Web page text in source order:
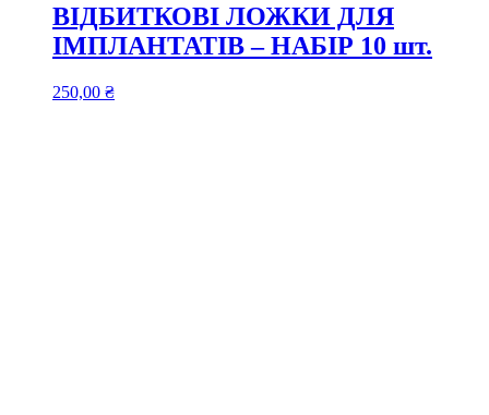
ВІДБИТКОВІ ЛОЖКИ ДЛЯ
ІМПЛАНТАТІВ – НАБІР 10 шт.
250,00 ₴